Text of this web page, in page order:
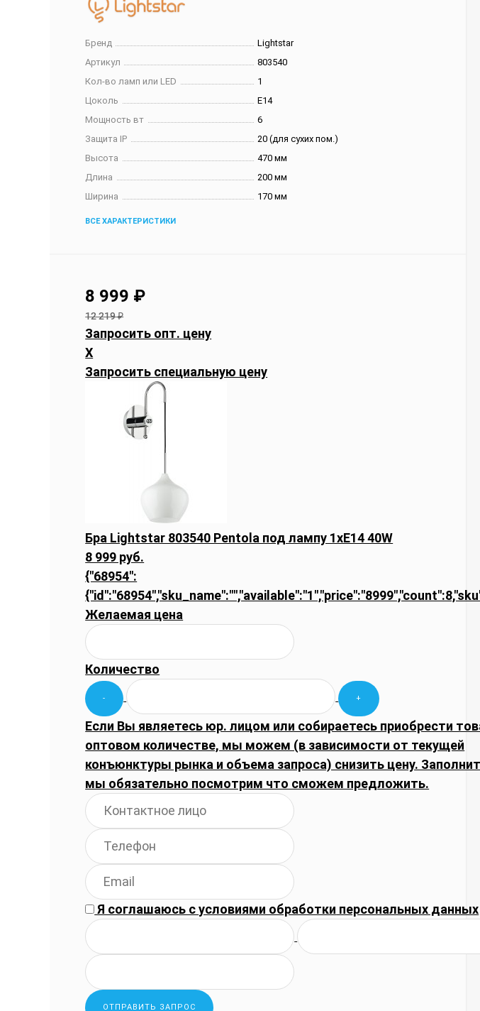
Бренд
Lightstar
Артикул
803540
Кол-во ламп или LED
1
Цоколь
E14
Мощность вт
6
Защита IP
20 (для сухих пом.)
Высота
470 мм
Длина
200 мм
Ширина
170 мм
ВСЕ ХАРАКТЕРИСТИКИ
8 999 ₽
12 219₽
Запросить опт. цену
X
Запросить специальную цену
Бра Lightstar 803540 Pentola под лампу 1xE14 40W
8 999 руб.
{"68954":
Желаемая цена
Количество
Если Вы являетесь юр. лицом или собираетесь приобрести
оптовом количестве, мы можем (в зависимости от текущей
конъюнктуры рынка и объема запроса) снизить цену.
мы обязательно посмотрим что сможем предложить.
Я соглашаюсь сусловиями обработки персональных данных